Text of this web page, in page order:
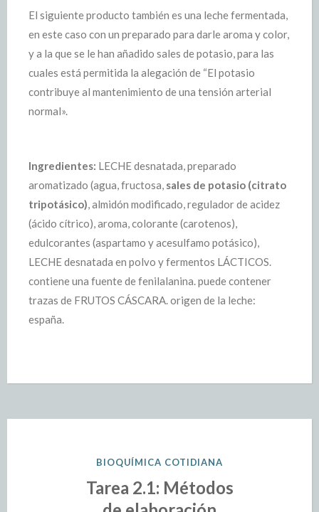
El siguiente producto también es una leche fermentada,
en este caso con un preparado para darle aroma y color,
y a la que se le han añadido sales de potasio, para las
cuales está permitida la alegación de “El potasio
contribuye al mantenimiento de una tensión arterial
normal».
Ingredientes: LECHE desnatada, preparado
aromatizado (agua, fructosa, sales de potasio (citrato
tripotásico), almidón modificado, regulador de acidez
(ácido cítrico), aroma, colorante (carotenos),
edulcorantes (aspartamo y acesulfamo potásico),
LECHE desnatada en polvo y fermentos LÁCTICOS.
contiene una fuente de fenilalanina. puede contener
trazas de FRUTOS CÁSCARA. origen de la leche:
españa.
BIOQUÍMICA COTIDIANA
Tarea 2.1: Métodos